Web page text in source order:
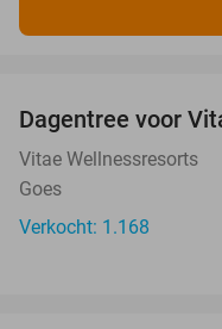
Dagentree voor
Vitae Wellnessresorts
Goes
Verkocht: 1.168